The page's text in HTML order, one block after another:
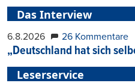
Das Interview
6.8.2026 26 Kommentare
„Deutschland hat sich
Leserservice